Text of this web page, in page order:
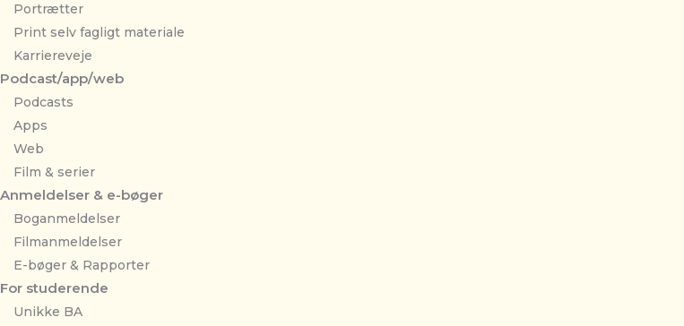
Portrætter
Print selv fagligt materiale
Karriereveje
Podcast/app/web
Podcasts
Apps
Web
Film & serier
Anmeldelser & e-bøger
Boganmeldelser
Filmanmeldelser
E-bøger & Rapporter
For studerende
Unikke BA